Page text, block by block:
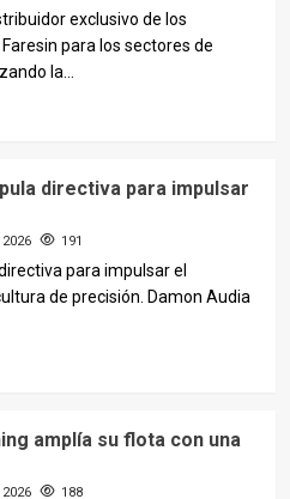
exclusivo de los
para los sectores de
la...
directiva para impulsar
191
para impulsar el
de precisión. Damon Audia
amplía su flota con una
188